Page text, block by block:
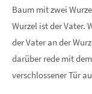
Baum mit zwei
Wurzel ist der Vater.
der Vater an der
darüber rede mit
verschlossener Tür